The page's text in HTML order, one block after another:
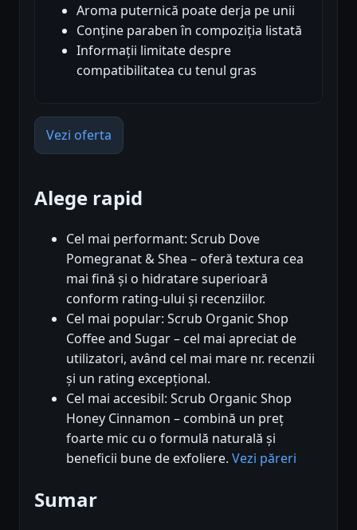
Aroma puternică poate derja pe unii
Conține paraben în compoziția listată
Informații limitate despre
compatibilitatea cu tenul gras
Vezi oferta
Alege rapid
Cel mai performant: Scrub Dove
Pomegranat & Shea – oferă textura cea
mai fină și o hidratare superioară
conform rating-ului și recenziilor.
Cel mai popular: Scrub Organic Shop
Coffee and Sugar – cel mai apreciat de
utilizatori, având cel mai mare nr. recenzii
și un rating excepțional.
Cel mai accesibil: Scrub Organic Shop
Honey Cinnamon – combină un preț
foarte mic cu o formulă naturală și
beneficii bune de exfoliere. Vezi păreri
Sumar